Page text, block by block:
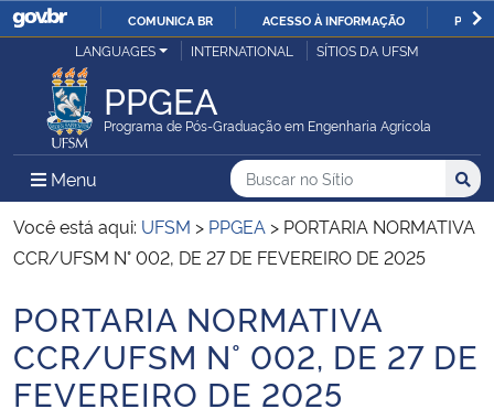
IR
COMUNICA BR ACESSO À INFORMAÇÃO
Ministério da Justiça e Segurança Pública
Ministério da Defesa
Ministério das Relações Exteriores
Ministério da Infraestrutura
Ministério da Agricultura, Pecuária e Abastecimento
LANGUAGES INTERNATIONAL SÍTIOS DA UFSM
PPGEA
Programa de Pós-Graduação em Engenharia Agrícola
Menu Menu Principal do Sítio
Busca
Buscar no no Sítio
Busca:
Você está aqui: UFSM > PPGEA > PORTARIA NORMATIVA
CCR/UFSM N° 002, DE 27 DE FEVEREIRO DE 2025
Início do conteúdo
PORTARIA NORMATIVA
CCR/UFSM N° 002, DE 27 DE
FEVEREIRO DE 2025